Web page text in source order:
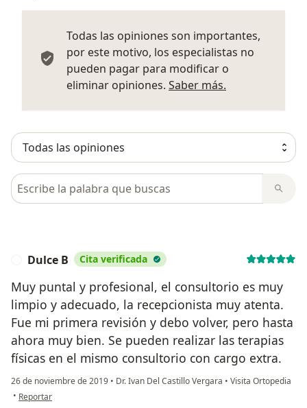
Todas las opiniones son importantes,
por este motivo, los especialistas no
pueden pagar para modificar o
eliminar opiniones. Saber más.
Busca en opiniones
Dulce B Cita verificada
Muy puntal y profesional, el consultorio es muy
limpio y adecuado, la recepcionista muy atenta.
Fue mi primera revisión y debo volver, pero hasta
ahora muy bien. Se pueden realizar las terapias
físicas en el mismo consultorio con cargo extra.
26 de noviembre de 2019 • Dr. Ivan Del Castillo Vergara • Visita Ortopedia
• en opinión del usuario Dulce B
Reportar